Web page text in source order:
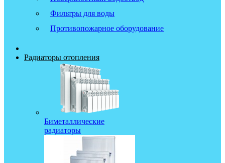
Фильтры для воды
Противопожарное оборудование
Радиаторы отопления
Биметаллические
радиаторы